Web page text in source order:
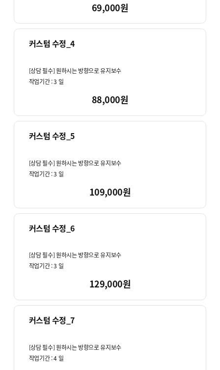
69,000원
커스텀 수정_4
[상담 필수] 원하시는 방향으로 유지보수
작업기간 :3 일
88,000원
커스텀 수정_5
[상담 필수] 원하시는 방향으로 유지보수
작업기간 :3 일
109,000원
커스텀 수정_6
[상담 필수] 원하시는 방향으로 유지보수
작업기간 :3 일
129,000원
커스텀 수정_7
[상담 필수] 원하시는 방향으로 유지보수
작업기간 :4일